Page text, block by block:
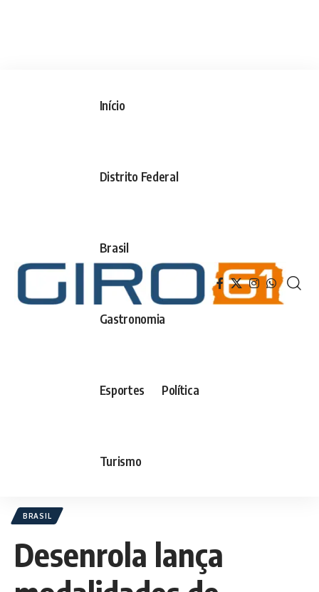
Início
Distrito Federal
Brasil
Gastronomia
Esportes Política
Turismo
BRASIL
Desenrola lança